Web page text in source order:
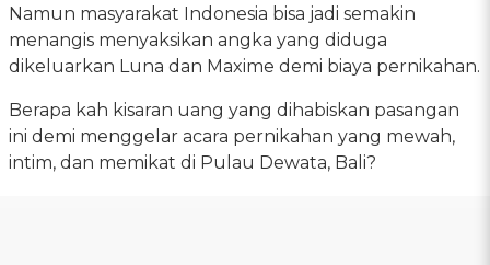
Namun masyarakat Indonesia bisa jadi semakin
menangis menyaksikan angka yang diduga
dikeluarkan Luna dan Maxime demi biaya pernikahan.
Berapa kah kisaran uang yang dihabiskan pasangan
ini demi menggelar acara pernikahan yang mewah,
intim, dan memikat di Pulau Dewata, Bali?